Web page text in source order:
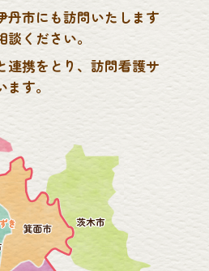
丹市にも訪問いたします
ください。
連携をとり、訪問看護サ
す。